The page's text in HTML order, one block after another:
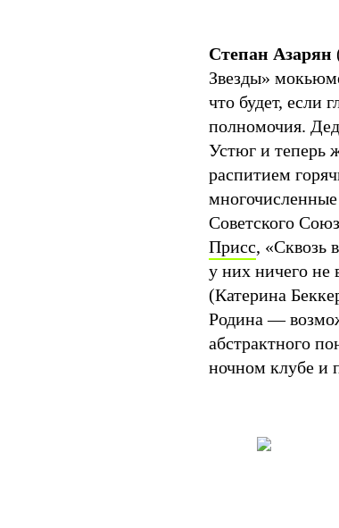
Степан Азарян
Звезды»
что будет, если
полномочия.
Устюг и теперь
распитием
Советского
Присс, «Сквозь
у них ничего не
(Катерина
Родина —
абстрактного
ночном клубе и